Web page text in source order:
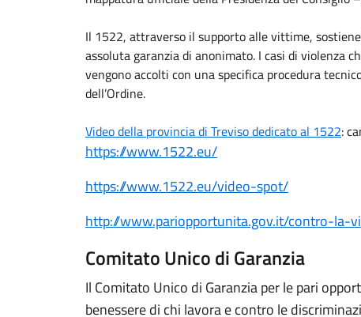
Il 1522, attraverso il supporto alle vittime,
assoluta garanzia di anonimato. I casi di violenza
vengono accolti con una specifica procedura
dell’Ordine.
Video della provincia di Treviso dedicato al 1522:
https://www.1522.eu/
https://www.1522.eu/video-spot/
http://www.pariopportunita.gov.it/contro-la-
Comitato Unico di Garanzia
Il Comitato Unico di Garanzia per le pari
benessere di chi lavora e contro le